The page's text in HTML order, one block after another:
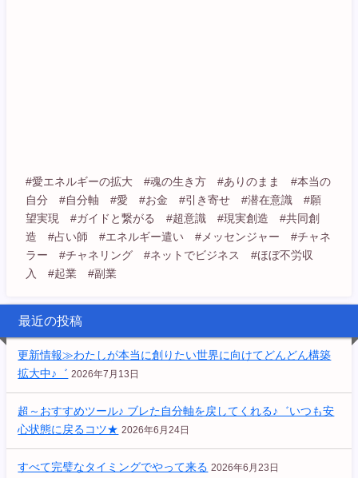
#愛エネルギーの拡大 #魂の生き方 #ありのまま #本当の
自分 #自分軸 #愛 #お金 #引き寄せ #潜在意識 #願
望実現 #ガイドと繋がる #超意識 #現実創造 #共同創
造 #占い師 #エネルギー遣い #メッセンジャー #チャネ
ラー #チャネリング #ネットでビジネス #ほぼ不労収
入 #起業 #副業
最近の投稿
更新情報≫わたしが本当に創りたい世界に向けてどんどん構築
拡大中♪゛ 2026年7月13日
超～おすすめツール♪ ブレた自分軸を戻してくれる♪゛いつも安
心状態に戻るコツ★ 2026年6月24日
すべて完璧なタイミングでやって来る 2026年6月23日